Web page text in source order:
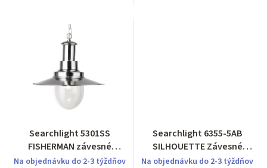
Searchlight 5301SS
FISHERMAN závesné
svietidlo
Na objednávku do 2-3 týždňov
Searchlight 6355-5AB
SILHOUETTE Závesné
svietidlo
Na objednávku do 2-3 týždňov